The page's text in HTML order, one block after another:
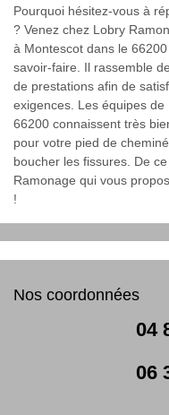
Pourquoi hésitez-vous à
? Venez chez Lobry
à Montescot dans le
savoir-faire. Il rassemble
de prestations afin de
exigences. Les équipes
66200 connaissent très
pour votre pied de
boucher les fissures. De
Ramonage qui vous
!
Nos coordonnées
04
06